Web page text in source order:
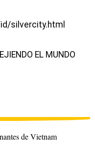
silvercity.html
EL MUNDO